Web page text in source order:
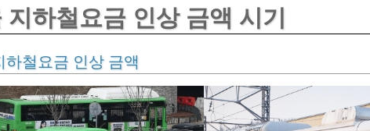
지하철요금 인상 금액 시기
하철요금 인상 금액